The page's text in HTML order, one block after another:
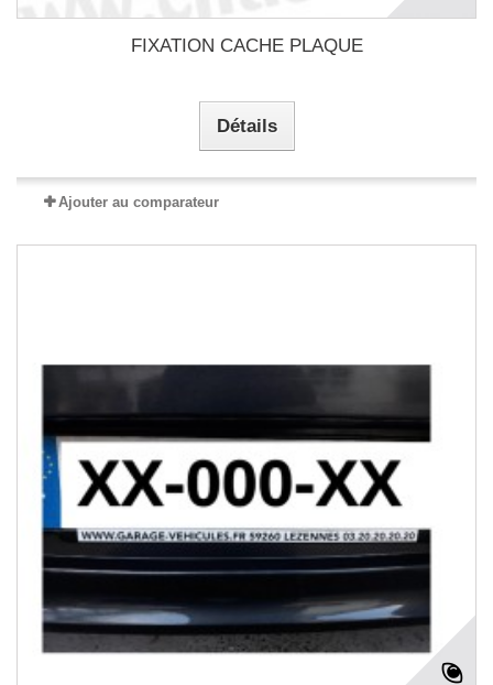
FIXATION CACHE PLAQUE
Détails
Ajouter au comparateur